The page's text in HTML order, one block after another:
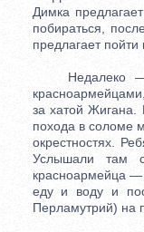
Димка
побираться,
предлагает
Недалеко —
за хатой Жигана.
похода в соломе
окрестностях.
Услышали там
красноармейца
еду и воду и
Перламутрий) на